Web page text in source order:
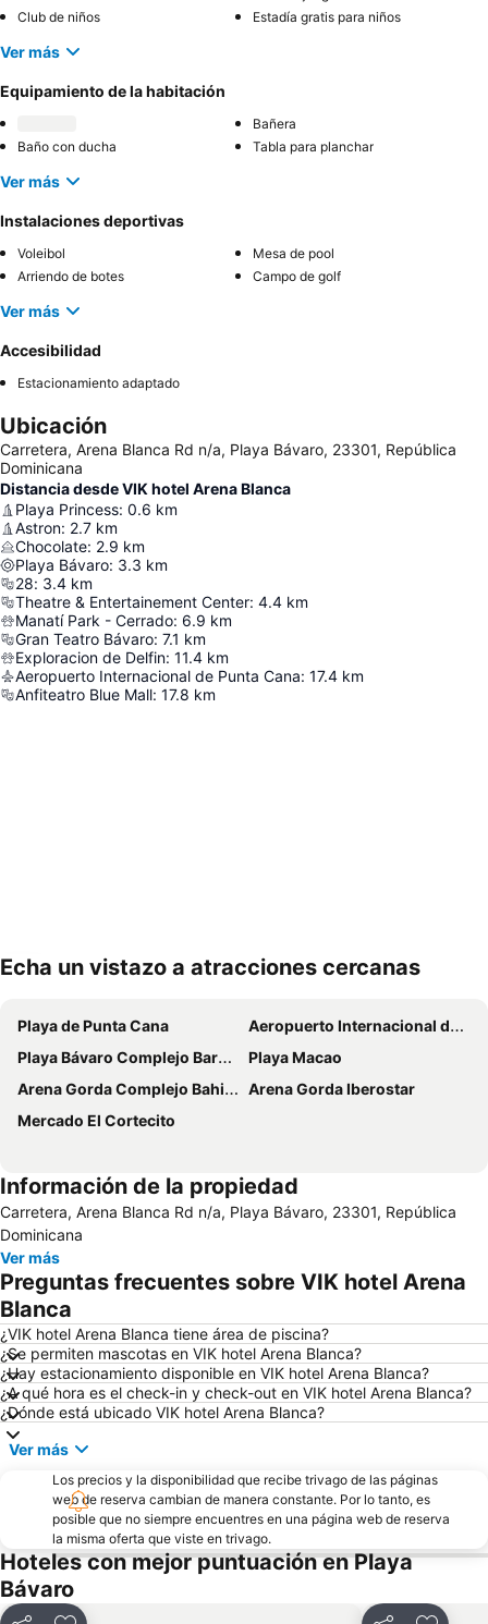
Club de niños
Estadía gratis para niños
Ver más
Equipamiento de la habitación
Bañera
Baño con ducha
Tabla para planchar
Ver más
Instalaciones deportivas
Voleibol
Mesa de pool
Arriendo de botes
Campo de golf
Ver más
Accesibilidad
Estacionamiento adaptado
Ubicación
Carretera, Arena Blanca Rd n/a, Playa Bávaro, 23301, República
Dominicana
Distancia desde VIK hotel Arena Blanca
Playa Princess: 0.6 km
Astron: 2.7 km
Chocolate: 2.9 km
Playa Bávaro: 3.3 km
28: 3.4 km
Theatre & Entertainement Center: 4.4 km
Manatí Park - Cerrado: 6.9 km
Gran Teatro Bávaro: 7.1 km
Exploracion de Delfin: 11.4 km
Aeropuerto Internacional de Punta Cana: 17.4 km
Anfiteatro Blue Mall: 17.8 km
Echa un vistazo a atracciones cercanas
Playa de Punta Cana
Aeropuerto Internacional de Punta Cana
Playa Bávaro Complejo Barceló Bávaro
Playa Macao
Arena Gorda Complejo Bahia Principe Bavaro
Arena Gorda Iberostar
Mercado El Cortecito
Información de la propiedad
Carretera, Arena Blanca Rd n/a, Playa Bávaro, 23301, República
Dominicana
Ver más
Preguntas frecuentes sobre VIK hotel Arena
Blanca
¿VIK hotel Arena Blanca tiene área de piscina?
¿Se permiten mascotas en VIK hotel Arena Blanca?
¿Hay estacionamiento disponible en VIK hotel Arena Blanca?
¿A qué hora es el check-in y check-out en VIK hotel Arena Blanca?
¿Dónde está ubicado VIK hotel Arena Blanca?
Ver más
Los precios y la disponibilidad que recibe trivago de las páginas
web de reserva cambian de manera constante. Por lo tanto, es
posible que no siempre encuentres en una página web de reserva
la misma oferta que viste en trivago.
Hoteles con mejor puntuación en Playa
Bávaro